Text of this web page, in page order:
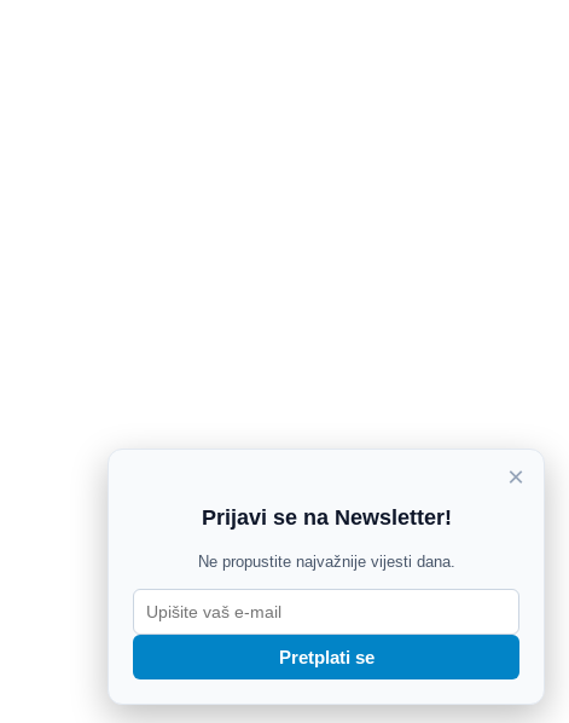
×
Prijavi se na Newsletter!
Ne propustite najvažnije vijesti dana.
Pretplati se